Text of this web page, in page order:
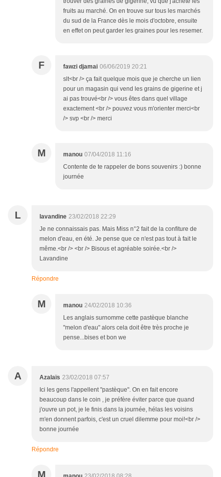
fruits au marché. On en trouve sur tous les marchés
du sud de la France dès le mois d'octobre, ensuite
en effet on peut garder les graines pour les resemer.
F fawzi djamai 06/06/2019 20:21
slt<br /> ça fait quelque mois que je cherche un lien
pour un magasin qui vend les grains de gigerine et j
ai pas trouvé<br /> vous êtes dans quel village
exactement <br /> pouvez vous m'orienter merci<br
/> svp <br /> merci
M manou 07/04/2018 11:16
Contente de te rappeler de bons souvenirs :) bonne
journée
L lavandine 23/02/2018 22:29
Je ne connaissais pas. Mais Miss n°2 fait de la confiture de
melon d'eau, en été. Je pense que ce n'est pas tout à fait le
même.<br /> <br /> Bisous et agréable soirée.<br />
Lavandine
Répondre
M manou 24/02/2018 10:36
Les anglais surnomme cette pastèque blanche
"melon d'eau" alors cela doit être très proche je
pense...bises et bon we
A Azalaïs 23/02/2018 07:57
Ici les gens l'appellent "pastèque". On en fait encore
beaucoup dans le coin , je préfère éviter parce que quand
j'ouvre un pot, je le finis dans la journée, hélas les voisins
m'en donnent parfois, c'est un cruel dilemme pour moi!<br />
bonne journée
Répondre
M